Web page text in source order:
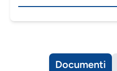
Documenti